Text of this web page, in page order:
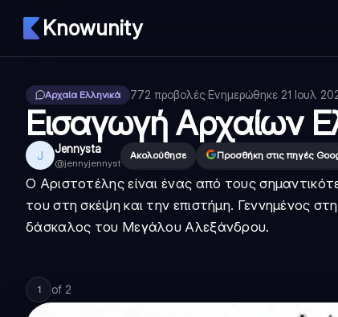
Knowunity
Αρχαία Ελληνικά 772 προβολές·Ενημερώθηκε 21 Ιουλ
Εισαγωγή Αρχαίων
J Jennysta
@jennyjennyst
Ακολούθησε Προσθήκη στις πηγές
Ο Αριστοτέλης είναι ένας από τους
του στη σκέψη και την επιστήμη. Γεννημένος
δάσκαλος του Μεγάλου Αλεξάνδρου.
1 of 2